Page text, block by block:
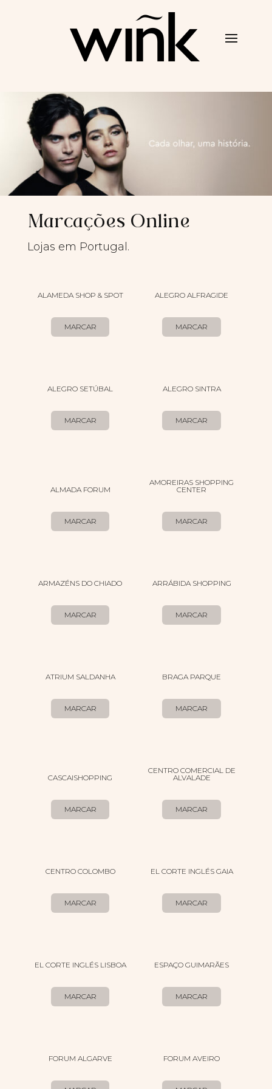
Marcações Online
Lojas em Portugal.
ALAMEDA SHOP & SPOT
MARCAR
ALEGRO ALFRAGIDE
MARCAR
ALEGRO SETÚBAL
MARCAR
ALEGRO SINTRA
MARCAR
ALMADA FORUM
MARCAR
AMOREIRAS SHOPPING
CENTER
MARCAR
ARMAZÉNS DO CHIADO
MARCAR
ARRÁBIDA SHOPPING
MARCAR
ATRIUM SALDANHA
MARCAR
BRAGA PARQUE
MARCAR
CASCAISHOPPING
MARCAR
CENTRO COMERCIAL DE
ALVALADE
MARCAR
CENTRO COLOMBO
MARCAR
EL CORTE INGLÉS GAIA
MARCAR
EL CORTE INGLÉS LISBOA
MARCAR
ESPAÇO GUIMARÃES
MARCAR
FORUM ALGARVE FORUM AVEIRO